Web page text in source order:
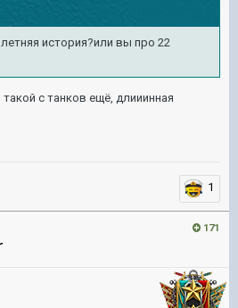
история?или вы про 22
такой с танков ещё, длииинная
1
171